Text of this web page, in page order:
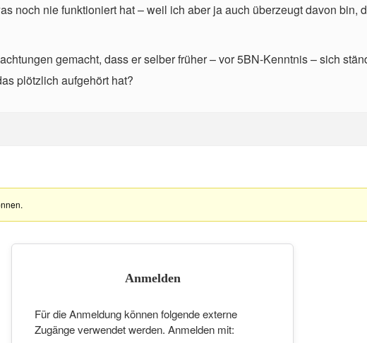
noch nie funktioniert hat – weil ich aber ja auch überzeugt davon bin,
gemacht, dass er selber früher – vor 5BN-Kenntnis – sich
plötzlich aufgehört hat?
Anmelden
Für die Anmeldung können folgende externe
Zugänge verwendet werden. Anmelden mit: